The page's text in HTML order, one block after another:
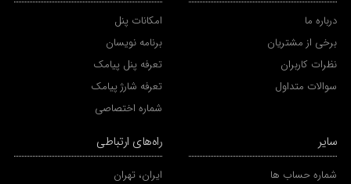
درباره ما
برخی از مشتریان
نظرات کاربران
سوالات متداول
امکانات پنل
برنامه نویسان
تعرفه پنل پیامک
تعرفه شارژ پیامک
شماره اختصاصی
سایر
شماره حساب ها
راه‌های ارتباطی
ایران، تهران